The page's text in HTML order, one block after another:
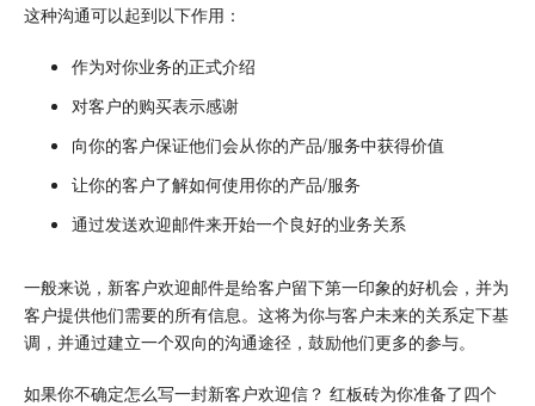
这种沟通可以起到以下作用：
作为对你业务的正式介绍
对客户的购买表示感谢
向你的客户保证他们会从你的产品/服务中获得价值
让你的客户了解如何使用你的产品/服务
通过发送欢迎邮件来开始一个良好的业务关系
一般来说，新客户欢迎邮件是给客户留下第一印象的好机会，并为
客户提供他们需要的所有信息。这将为你与客户未来的关系定下基
调，并通过建立一个双向的沟通途径，鼓励他们更多的参与。
如果你不确定怎么写一封新客户欢迎信？ 红板砖为你准备了四个